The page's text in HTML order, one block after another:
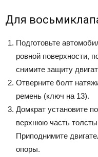
Для
Подготовьте
ровной поверхности,
снимите защиту
Отверните болт
ремень (ключ на 13).
Домкрат установите
верхнюю часть
Приподнимите
опоры.